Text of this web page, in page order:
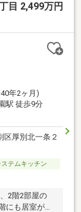
目 2,499万円
年2ヶ月)
駅 徒歩9分
区厚別北一条２
ステムキッチン
2階2部屋の
にも居室があ